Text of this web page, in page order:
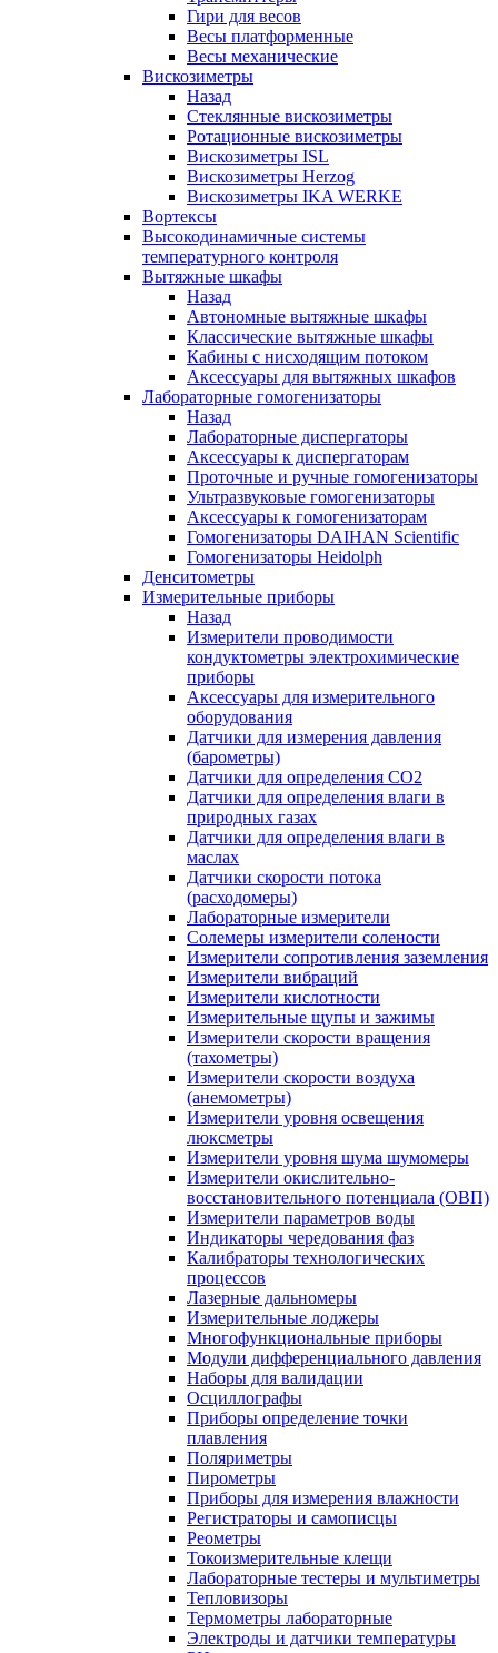
Гири для весов
Весы платформенные
Весы механические
Вискозиметры
Назад
Стеклянные вискозиметры
Ротационные вискозиметры
Вискозиметры ISL
Вискозиметры Herzog
Вискозиметры IKA WERKE
Вортексы
Высокодинамичные системы
температурного контроля
Вытяжные шкафы
Назад
Автономные вытяжные шкафы
Классические вытяжные шкафы
Кабины с нисходящим потоком
Аксессуары для вытяжных шкафов
Лабораторные гомогенизаторы
Назад
Лабораторные диспергаторы
Аксессуары к диспергаторам
Проточные и ручные гомогенизаторы
Ультразвуковые гомогенизаторы
Аксессуары к гомогенизаторам
Гомогенизаторы DAIHAN Scientific
Гомогенизаторы Heidolph
Денситометры
Измерительные приборы
Назад
Измерители проводимости
кондуктометры электрохимические
приборы
Аксессуары для измерительного
оборудования
Датчики для измерения давления
(барометры)
Датчики для определения CO2
Датчики для определения влаги в
природных газах
Датчики для определения влаги в
маслах
Датчики скорости потока
(расходомеры)
Лабораторные измерители
Солемеры измерители солености
Измерители сопротивления заземления
Измерители вибраций
Измерители кислотности
Измерительные щупы и зажимы
Измерители скорости вращения
(тахометры)
Измерители скорости воздуха
(анемометры)
Измерители уровня освещения
люксметры
Измерители уровня шума шумомеры
Измерители окислительно-
восстановительного потенциала (ОВП)
Измерители параметров воды
Индикаторы чередования фаз
Калибраторы технологических
процессов
Лазерные дальномеры
Измерительные лоджеры
Многофункциональные приборы
Модули дифференциального давления
Наборы для валидации
Осциллографы
Приборы определение точки
плавления
Поляриметры
Пирометры
Приборы для измерения влажности
Регистраторы и самописцы
Реометры
Токоизмерительные клещи
Лабораторные тестеры и мультиметры
Тепловизоры
Термометры лабораторные
Электроды и датчики температуры